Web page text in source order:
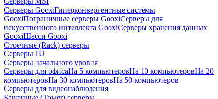
Серверы GooxiГиперконвергентные системы
GooxiПограничные серверы GooxiСерверы для
искусственного интеллекта GooxiСерверы хранения данных
GooxiШасси Gooxi
Стоечные (Rack) серверы
Серверы 1U
Серверы начального уровня
Серверы для офисаНа 5 компьютеровНа 10 компьютеровНа 20
компьютеровНа 30 компьютеровНа 50 компьютеров
Серверы для видеонаблюдения
Башенные (Tower) серверы